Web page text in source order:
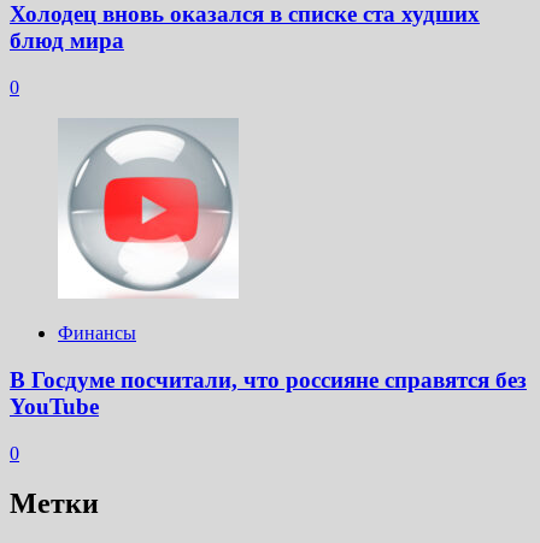
Холодец вновь оказался в списке ста худших
блюд мира
0
Финансы
В Госдуме посчитали, что россияне справятся без
YouTube
0
Метки